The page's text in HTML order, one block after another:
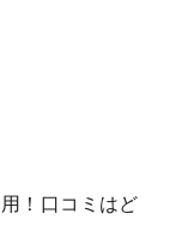
！口コミはど